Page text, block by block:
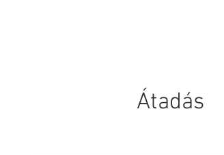
Átadás